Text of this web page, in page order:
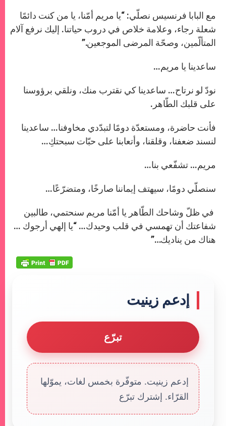
مع البابا فرنسيس نصلّي: “يا مريم أمّنا، يا من كنت دائمًا
شعلة رجاء، وعلامة خلاص في دروب حياتنا. إليك نرفع آلام
المتألّمين، وصحّة المرضى الموجعين.”
ساعدينا يا مريم…
نودّ لو نرتاح… ساعدينا كي نقترب منك، ونلقي برؤوسنا
على قلبك الطّاهر.
فأنت حاضرة، ومستعدّة دومًا لتبدّدي مخاوفنا… ساعدينا
لنسند ضعفنا، وقلقنا، وأتعابنا على حبّات سبحتكِ…
مريم… تشفّعي بنا…
سنصلّي دومًا، سيهتف إيماننا صارخًا، ومتضرّعًا…
في ظلّ وشاحك الطّاهر يا أمّنا مريم سنحتمي، طالبين
شفاعتك أن تهمسي في قلب وحيدك… “يا إلهي أرجوك …
هناك من يناديك…”
إدعم زينيت
تبرّع
إدعم زينيت. متوفّرة بخمس لغات، يموّلها
القرّاء. إشترك تبرّع